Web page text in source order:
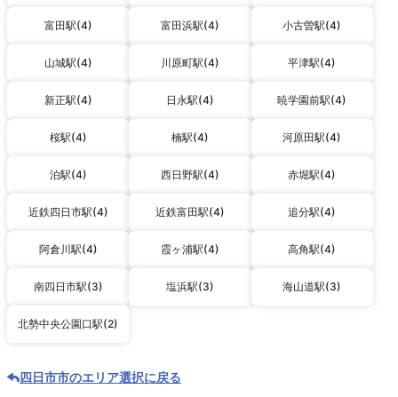
富田駅(4) 富田浜駅(4) 小古曽駅(4)
山城駅(4) 川原町駅(4) 平津駅(4)
新正駅(4) 日永駅(4) 暁学園前駅(4)
桜駅(4) 楠駅(4) 河原田駅(4)
泊駅(4) 西日野駅(4) 赤堀駅(4)
近鉄四日市駅(4) 近鉄富田駅(4) 追分駅(4)
阿倉川駅(4) 霞ヶ浦駅(4) 高角駅(4)
南四日市駅(3) 塩浜駅(3) 海山道駅(3)
北勢中央公園口駅(2)
四日市市のエリア選択に戻る